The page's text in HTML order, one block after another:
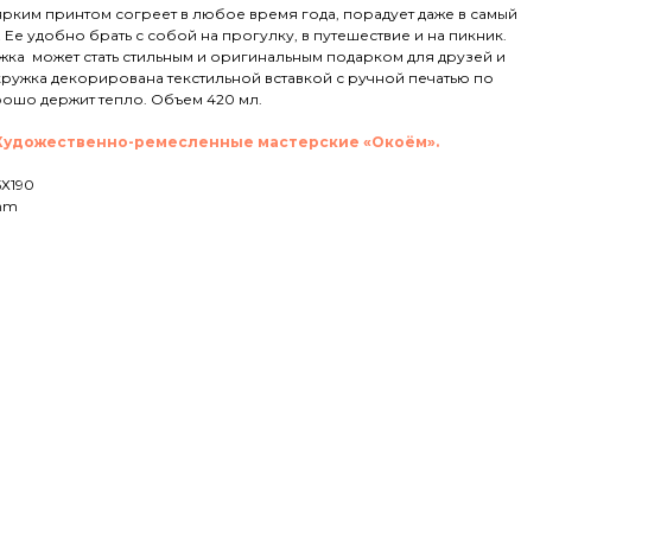
принтом согреет в любое время года, порадует даже в самый
удобно брать с собой на прогулку, в путешествие и на пикник.
может стать стильным и оригинальным подарком для друзей и
декорирована текстильной вставкой с ручной печатью по
держит тепло. Объем 420 мл.
ремесленные мастерские «Окоём».